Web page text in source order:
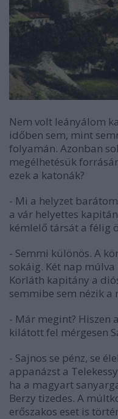
Nem volt leányálom
időben sem, mint
folyamán. Azonban
megélhetésük
ezek a katonák?
- Mi a helyzet
a vár helyettes
kémlelő társát a félig
- Semmi különös. A
sokáig. Két nap
Korláth kapitány a
semmibe sem nézik a
- Már megint? Hiszen
kilátott fel mérgesen
- Sajnos se pénz, se
appanázst a
ha a magyart
Berzy tizedes. A
erőszakos eset is